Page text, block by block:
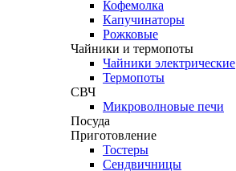
Кофемолка
Капучинаторы
Рожковые
Чайники и термопоты
Чайники электрические
Термопоты
СВЧ
Микроволновые печи
Посуда
Приготовление
Тостеры
Сендвичницы